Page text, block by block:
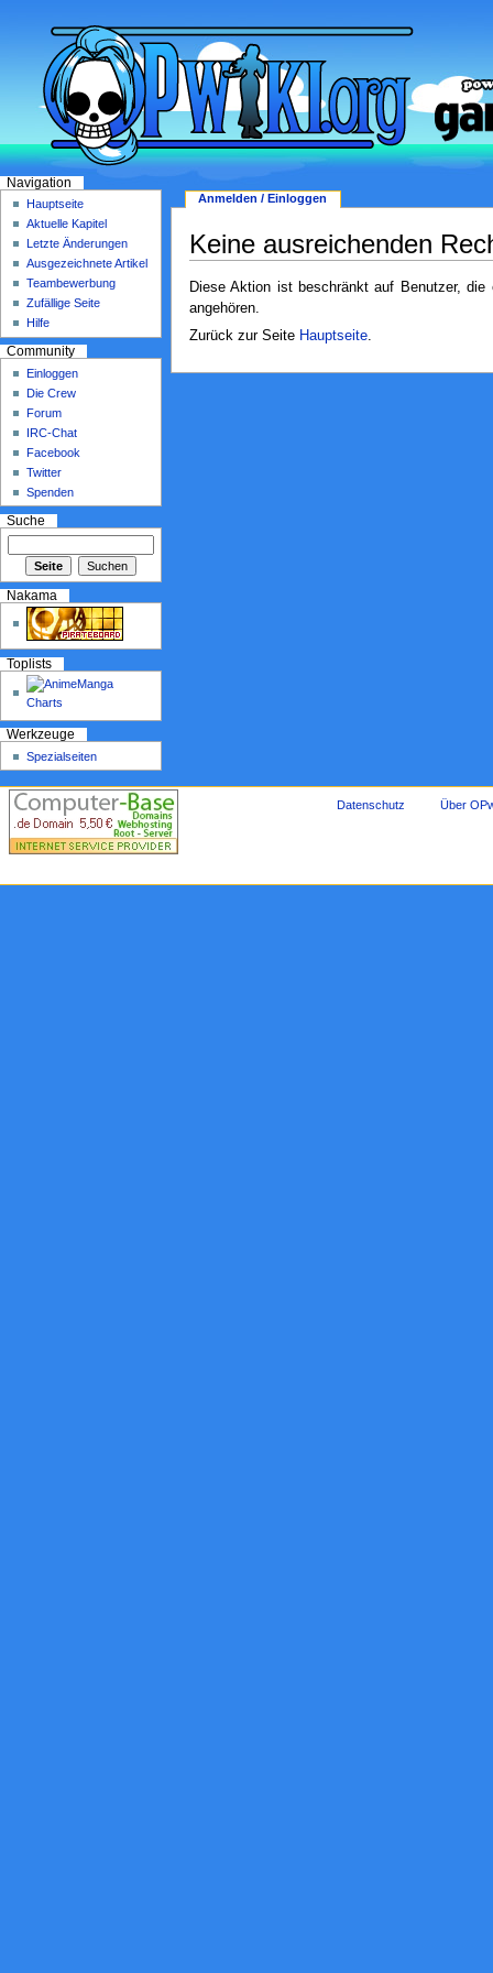
Keine ausreichenden
Diese Aktion ist beschränkt auf Benutzer, die
angehören.
Zurück zur Seite Hauptseite.
Anmelden / Einloggen
Navigation
Hauptseite
Aktuelle Kapitel
Letzte Änderungen
Ausgezeichnete Artikel
Teambewerbung
Zufällige Seite
Hilfe
Community
Einloggen
Die Crew
Forum
IRC-Chat
Facebook
Twitter
Spenden
Suche
Nakama
Toplists
Werkzeuge
Spezialseiten
Datenschutz Über